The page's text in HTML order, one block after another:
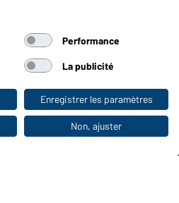
pour particuliers
Performance
La publicité
Enregistrer les paramètres
Non, ajuster